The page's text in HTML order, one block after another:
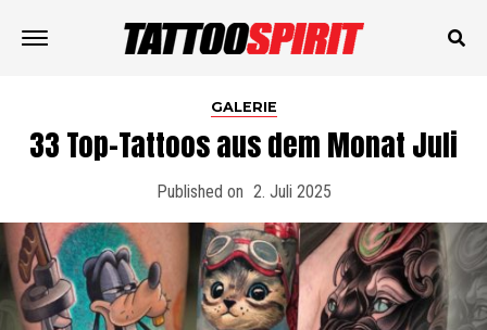
GALERIE
33 Top-Tattoos aus dem Monat Juli
Published on 2. Juli 2025